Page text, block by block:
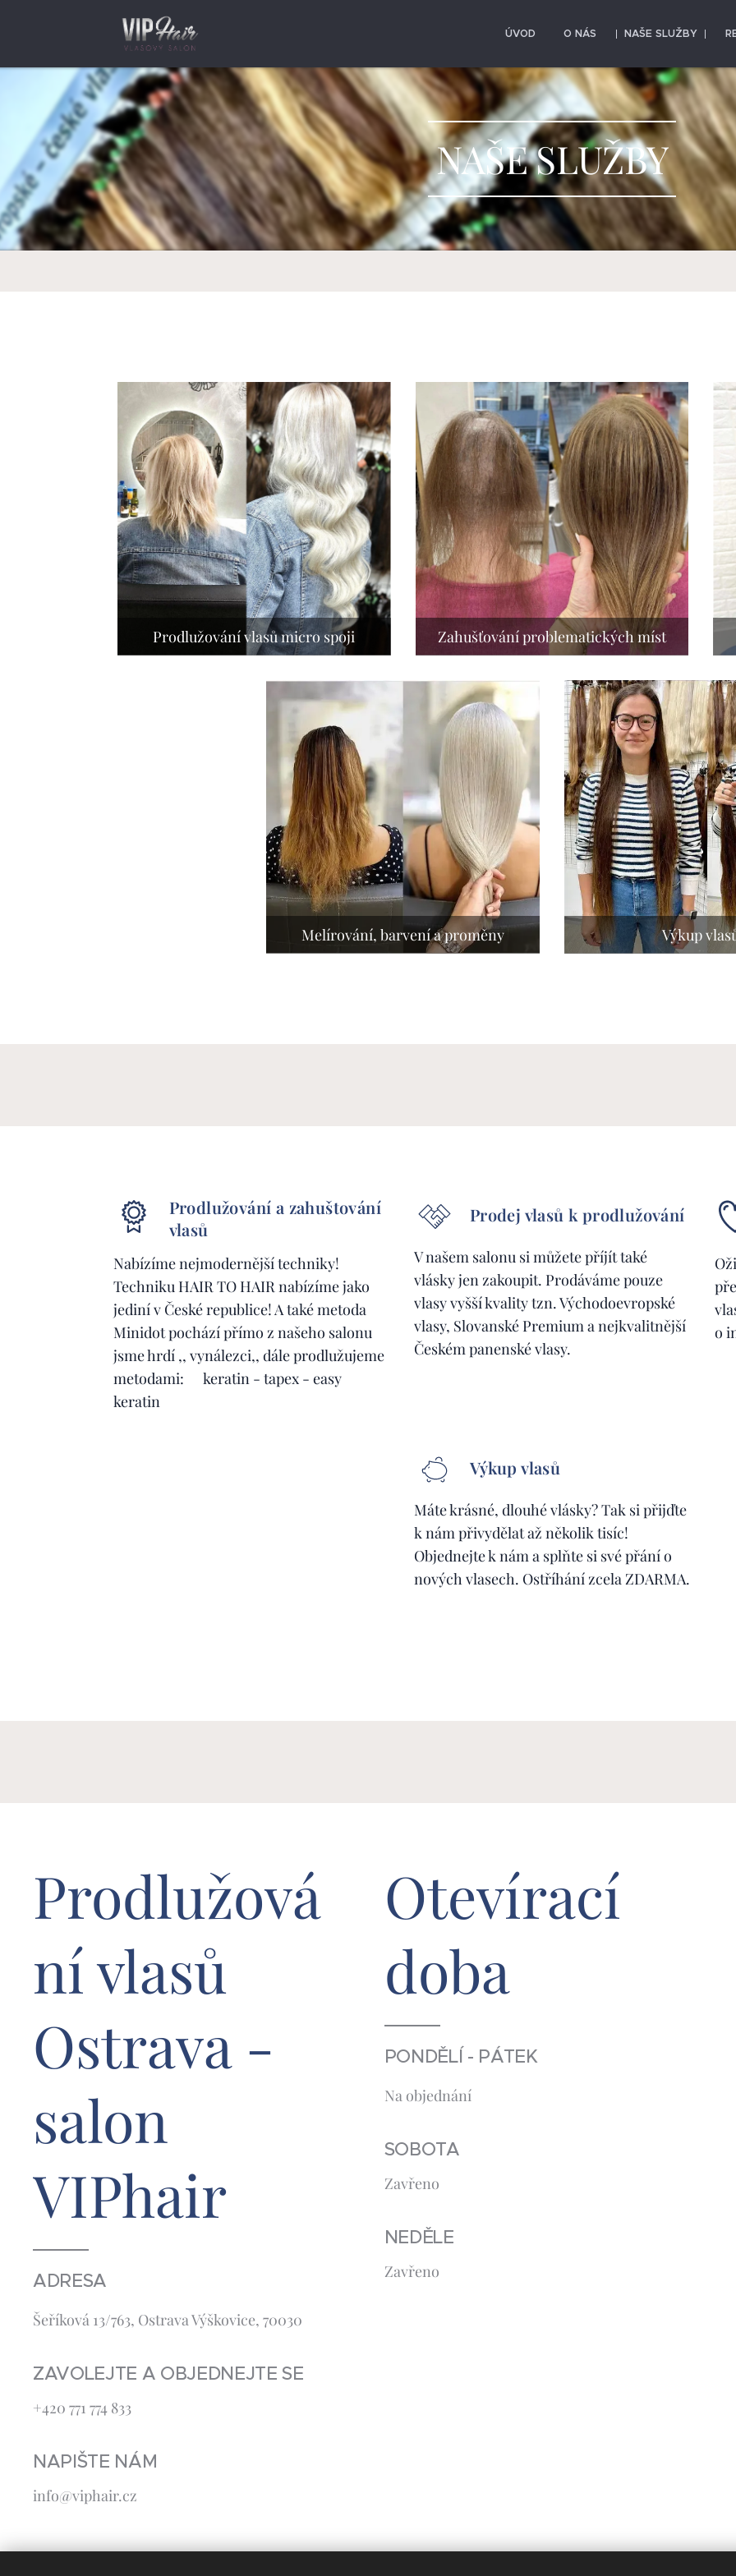
ÚVOD O NÁS NAŠE SLUŽBY
NAŠE SLUŽBY
Prodlužování vlasů micro spoji Zahušťování problematických míst
Melírování, barvení a proměny Výkup
Prodlužování a zahuštování
vlasů
Nabízíme nejmodernější techniky!
Techniku HAIR TO HAIR nabízíme jako
jediní v České republice! A také metoda
Minidot pochází přímo z našeho salonu
jsme hrdí ,, vynálezci,, dále prodlužujeme
metodami: keratin - tapex - easy
keratin
Prodej vlasů k prodlužování
V našem salonu si můžete příjít také
vlásky jen zakoupit. Prodáváme pouze
vlasy vyšší kvality tzn. Východoevropské
vlasy, Slovanské Premium a nejkvalitnější
Českém panenské vlasy.
o
Výkup vlasů
Máte krásné, dlouhé vlásky? Tak si přijďte
k nám přivydělat až několik tisíc!
Objednejte k nám a splňte si své přání o
nových vlasech. Ostříhání zcela ZDARMA.
Prodlužová
ní vlasů
Ostrava -
salon
VIPhair
ADRESA
Šeříková 13/763, Ostrava Výškovice, 70030
ZAVOLEJTE A OBJEDNEJTE SE
+420 771 774 833
NAPIŠTE NÁM
info@viphair.cz
Otevírací
doba
PONDĚLÍ - PÁTEK
Na objednání
SOBOTA
Zavřeno
NEDĚLE
Zavřeno